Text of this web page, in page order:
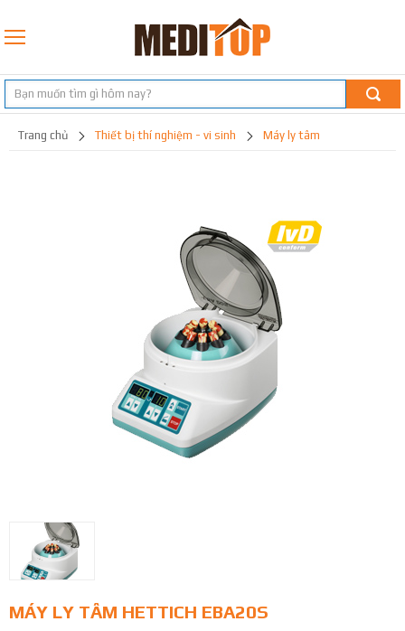
trang chủ thiết bị thí nghiệm - vi sinh máy ly tâm
MÁY LY TÂM HETTICH EBA20S